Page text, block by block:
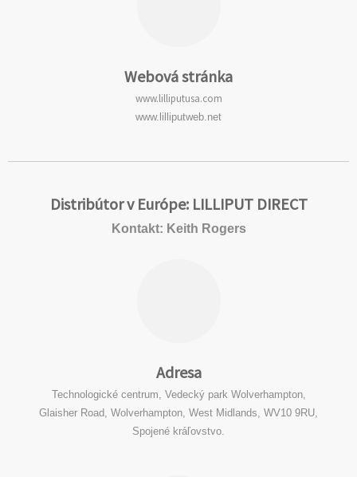
Webová stránka
www.lilliputusa.com
www.lilliputweb.net
Distribútor v Európe: LILLIPUT DIRECT
Kontakt: Keith Rogers
Adresa
Technologické centrum, Vedecký park Wolverhampton,
Glaisher Road, Wolverhampton, West Midlands, WV10 9RU,
Spojené kráľovstvo.